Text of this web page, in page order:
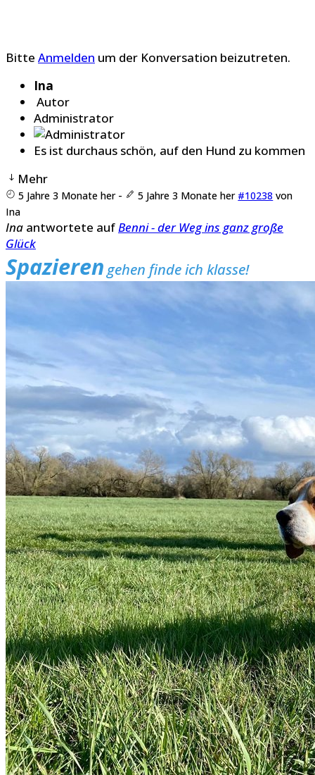
Bitte Anmelden um der Konversation beizutreten.
Ina
Autor
Administrator
Es ist durchaus schön, auf den Hund zu kommen
Mehr
5 Jahre 3 Monate her- 5 Jahre 3 Monate her #10238 von
Ina
Ina antwortete aufBenni - der Weg ins ganz große
Glück
Spazierengehen finde ich klasse!